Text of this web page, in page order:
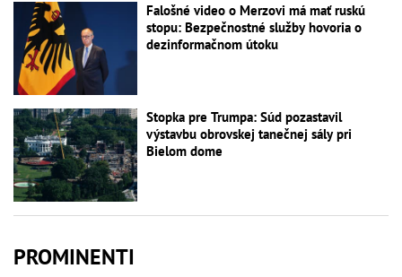
Falošné video o Merzovi má mať ruskú
stopu: Bezpečnostné služby hovoria o
dezinformačnom útoku
Stopka pre Trumpa: Súd pozastavil
výstavbu obrovskej tanečnej sály pri
Bielom dome
PROMINENTI